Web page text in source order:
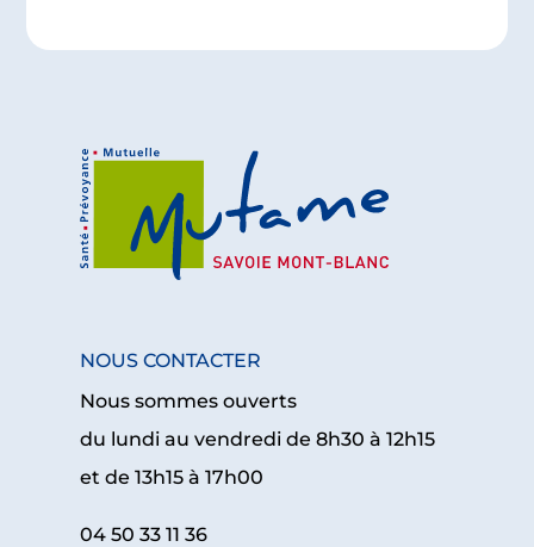
NOUS CONTACTER
Nous sommes ouverts
du lundi au vendredi de 8h30 à 12h15
et de 13h15 à 17h00
04 50 33 11 36